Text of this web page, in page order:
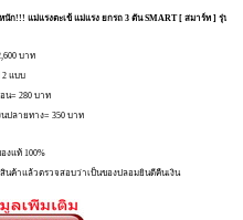
นัก!!! แม่แรงตะเข้ แม่แรง ยกรถ 3 ตัน SMART [ สมาร์ท ] รุ่น ปิ
บาท
2 แบบ
น= 280 บาท
นปลายทาง= 350 บาท
งแท้ 100%
นค้าแล้วตรวจสอบว่าเป็นของปลอมยินดีคืนเงิน